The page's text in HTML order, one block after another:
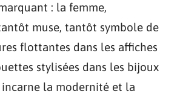
: la femme,
muse, tantôt symbole de
flottantes dans les affiches
stylisées dans les bijoux
la modernité et la